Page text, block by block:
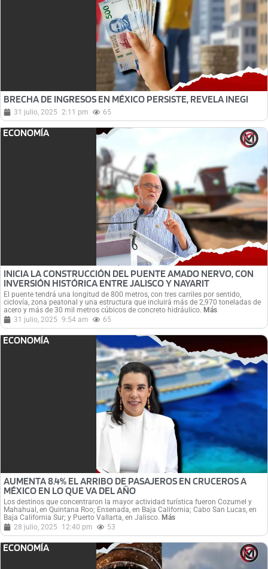
BRECHA DE INGRESOS EN MÉXICO PERSISTE, REVELA INEGI
31 julio, 2025 2:11 pm 65
ECONOMÍA
INICIA LA CONSTRUCCIÓN DEL PUENTE AMADO NERVO, CON
INVERSIÓN HISTÓRICA ENTRE JALISCO Y NAYARIT
El puente tendrá una longitud de 800 metros, con tres carriles por sentido,
ciclovía, zona peatonal y una estructura que incluirá más de 2,970 toneladas de
acero y más de 30 mil metros cúbicos de concreto hidráulico. Más
31 julio, 2025 9:54 am 65
ECONOMÍA
AUMENTA 8.4% EL ARRIBO DE PASAJEROS EN CRUCEROS A
MÉXICO EN LO QUE VA DEL AÑO
Los destinos que concentraron la mayor actividad turística fueron Cozumel y
Mahahual, en Quintana Roo; Ensenada, en Baja California; Cabo San Lucas, en
Baja California Sur; y Puerto Vallarta, en Jalisco. Más
28 julio, 2025
12:40 pm 53
ECONOMÍA